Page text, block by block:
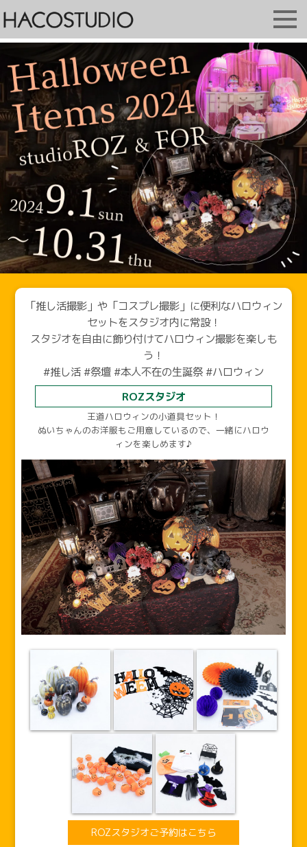
「推し活撮影」や「コスプレ撮影」に便利なハロウィン
セットをスタジオ内に常設！
スタジオを自由に飾り付けてハロウィン撮影を楽しも
う！
#推し活 #祭壇 #本人不在の生誕祭 #ハロウィン
ROZスタジオ
王道ハロウィンの小道具セット！
ぬいちゃんのお洋服もご用意しているので、一緒にハロウ
ィンを楽しめます♪
ROZスタジオご予約はこちら